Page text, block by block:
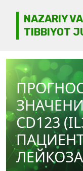
NAZARIY
TIBBIYOT
CD123